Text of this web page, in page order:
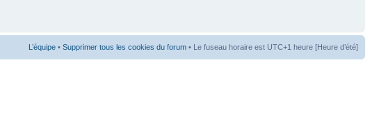
L’équipe • Supprimer tous les cookies du forum • Le fuseau horaire est UTC+1 heure [Heure d’été]